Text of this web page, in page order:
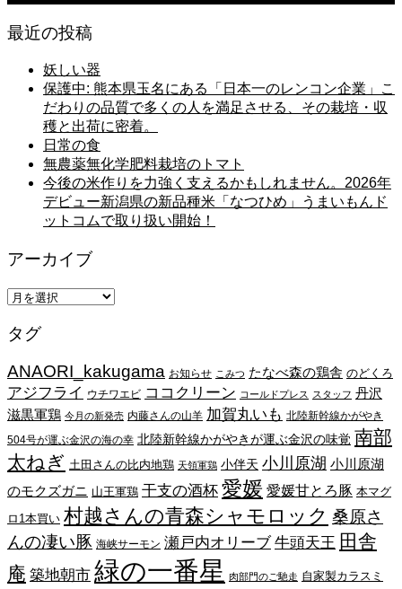
最近の投稿
妖しい器
保護中: 熊本県玉名にある「日本一のレンコン企業」こ
だわりの品質で多くの人を満足させる、その栽培・収
穫と出荷に密着。
日常の食
無農薬無化学肥料栽培のトマト
今後の米作りを力強く支えるかもしれません。2026年
デビュー新潟県の新品種米「なつひめ」うまいもんド
ットコムで取り扱い開始！
アーカイブ
ア
カ
ブ
タグ
ANAORI_kakugama お知らせ こみつ たなべ森の鶏舎 のどくろ
アジフライ ウチワエビ ココクリーン コールドプレス スタッフ 丹沢
滋黒軍鶏 今月の新発売 内藤さんの山羊 加賀丸いも 北陸新幹線かがやき
504号が運ぶ金沢の海の幸 北陸新幹線かがやきが運ぶ金沢の味覚 南部
太ねぎ 土田さんの比内地鶏 天領軍鶏 小伴天 小川原湖 小川原湖
のモクズガニ 山王軍鶏 干支の酒杯 愛媛 愛媛甘とろ豚 本マグ
ロ1本買い 村越さんの青森シャモロック 桑原さ
んの凄い豚 海峡サーモン 瀬戸内オリーブ 牛頭天王 田舎
庵 築地朝市 緑の一番星 肉部門のご馳走 自家製カラスミ